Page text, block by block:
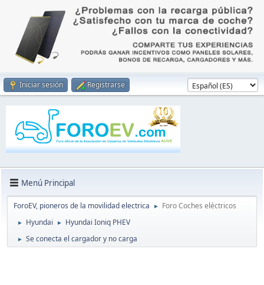
Iniciar sesión Registrarse
Menú Principal
ForoEV, pioneros de la movilidad electrica ► Foro Coches eléctricos
► Hyundai ► Hyundai Ioniq PHEV
► Se conecta el cargador y no carga